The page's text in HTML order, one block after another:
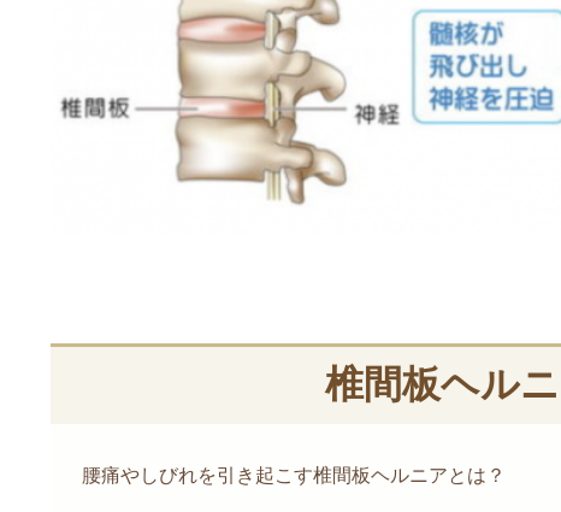
椎間板ヘル
腰痛やしびれを引き起こす椎間板ヘルニアとは？